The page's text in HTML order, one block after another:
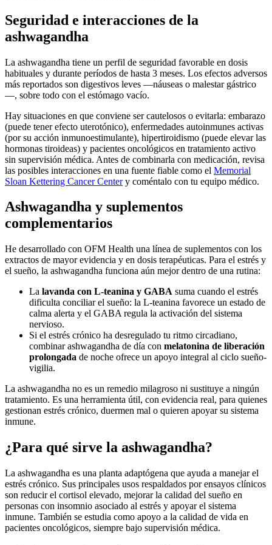
Seguridad e interacciones de la
ashwagandha
La ashwagandha tiene un perfil de seguridad favorable en dosis
habituales y durante períodos de hasta 3 meses. Los efectos adversos
más reportados son digestivos leves —náuseas o malestar gástrico
—, sobre todo con el estómago vacío.
Hay situaciones en que conviene ser cautelosos o evitarla: embarazo
(puede tener efecto uterotónico), enfermedades autoinmunes activas
(por su acción inmunoestimulante), hipertiroidismo (puede elevar las
hormonas tiroideas) y pacientes oncológicos en tratamiento activo
sin supervisión médica. Antes de combinarla con medicación, revisa
las posibles interacciones en una fuente fiable como el Memorial
Sloan Kettering Cancer Centery coméntalo con tu equipo médico.
Ashwagandha y suplementos
complementarios
He desarrollado con OFM Health una línea de suplementos con los
extractos de mayor evidencia y en dosis terapéuticas. Para el estrés y
el sueño, la ashwagandha funciona aún mejor dentro de una rutina:
La lavanda con L-teanina y GABA suma cuando el estrés
dificulta conciliar el sueño: la L-teanina favorece un estado de
calma alerta y el GABA regula la activación del sistema
nervioso.
Si el estrés crónico ha desregulado tu ritmo circadiano,
combinar ashwagandha de día con melatonina de liberación
prolongada de noche ofrece un apoyo integral al ciclo sueño-
vigilia.
La ashwagandha no es un remedio milagroso ni sustituye a ningún
tratamiento. Es una herramienta útil, con evidencia real, para quienes
gestionan estrés crónico, duermen mal o quieren apoyar su sistema
inmune.
¿Para qué sirve la ashwagandha?
La ashwagandha es una planta adaptógena que ayuda a manejar el
estrés crónico. Sus principales usos respaldados por ensayos clínicos
son reducir el cortisol elevado, mejorar la calidad del sueño en
personas con insomnio asociado al estrés y apoyar el sistema
inmune. También se estudia como apoyo a la calidad de vida en
pacientes oncológicos, siempre bajo supervisión médica.